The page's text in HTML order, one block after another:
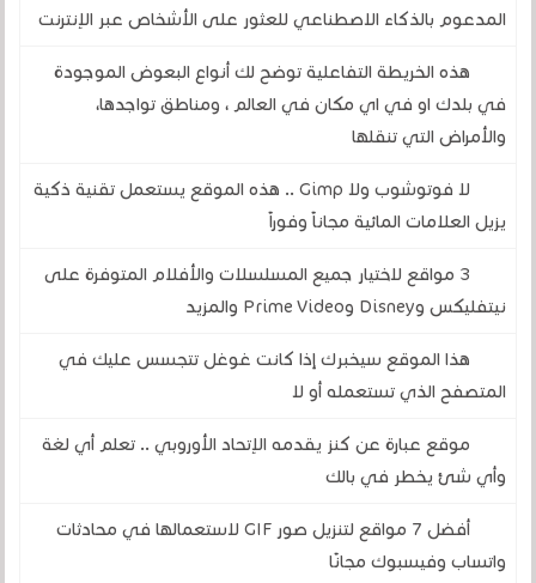
المدعوم بالذكاء الاصطناعي للعثور على الأشخاص عبر الإنترنت
هذه الخريطة التفاعلية توضح لك أنواع البعوض الموجودة
في بلدك او في اي مكان في العالم ، ومناطق تواجدها،
والأمراض التي تنقلها
لا فوتوشوب ولا Gimp .. هذه الموقع يستعمل تقنية ذكية
يزيل العلامات المائية مجاناً وفوراً
3 مواقع لاختيار جميع المسلسلات والأفلام المتوفرة على
نيتفليكس وDisney وPrime Video والمزيد
هذا الموقع سيخبرك إذا كانت غوغل تتجسس عليك في
المتصفح الذي تستعمله أو لا
موقع عبارة عن كنز يقدمه الإتحاد الأوروبي .. تعلم أي لغة
وأي شئ يخطر في بالك
أفضل 7 مواقع لتنزيل صور GIF لاستعمالها في محادثات
واتساب وفيسبوك مجانًا